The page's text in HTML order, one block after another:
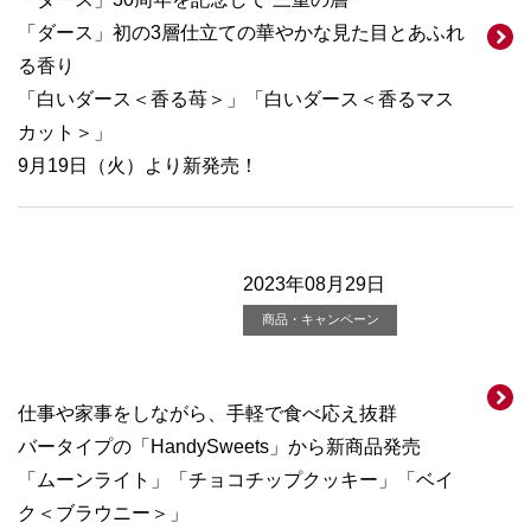
「ダース」初の3層仕立ての華やかな見た目とあふれ
る香り
「白いダース＜香る苺＞」「白いダース＜香るマス
カット＞」
9月19日（火）より新発売！
2023年08月29日
商品・キャンペーン
仕事や家事をしながら、手軽で食べ応え抜群
バータイプの「HandySweets」から新商品発売
「ムーンライト」「チョコチップクッキー」「ベイ
ク＜ブラウニー＞」